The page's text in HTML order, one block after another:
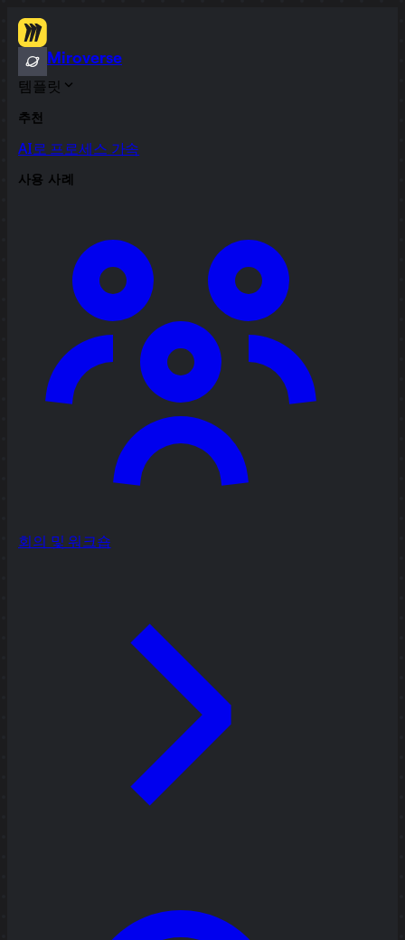
Miroverse
템플릿
추천
AI로 프로세스 가속
사용 사례
회의 및 워크숍